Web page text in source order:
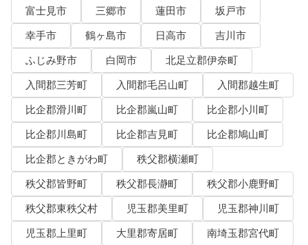
富士見市
三郷市 蓮田市
坂戸市
幸手市
鶴ヶ島市 日高市
吉川市
ふじみ野市
白岡市
北足立郡伊奈町
入間郡三芳町
入間郡毛呂山町
入間郡越生町
比企郡滑川町
比企郡嵐山町
比企郡小川町
比企郡川島町
比企郡吉見町
比企郡鳩山町
比企郡ときがわ町
秩父郡横瀬町
秩父郡皆野町
秩父郡長瀞町
秩父郡小鹿野町
秩父郡東秩父村
児玉郡美里町
児玉郡神川町
児玉郡上里町
大里郡寄居町
南埼玉郡宮代町